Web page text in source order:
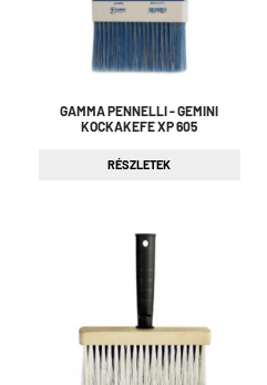
GAMMA PENNELLI - GEMINI
KOCKAKEFE XP 605
RÉSZLETEK